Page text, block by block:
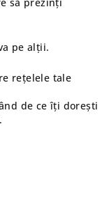
pe alții.
rețelele tale
de ce îți dorești